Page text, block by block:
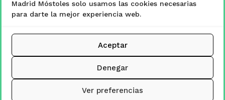
Madrid Móstoles solo usamos las cookies necesarias
para darte la mejor experiencia web.
Aceptar
Denegar
Ver preferencias
 www.masmadridmostoles.org